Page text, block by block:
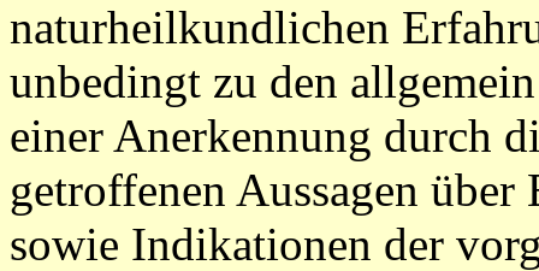
naturheilkundlichen
unbedingt zu den
einer Anerkennung durch
getroffenen Aussagen
sowie Indikationen der